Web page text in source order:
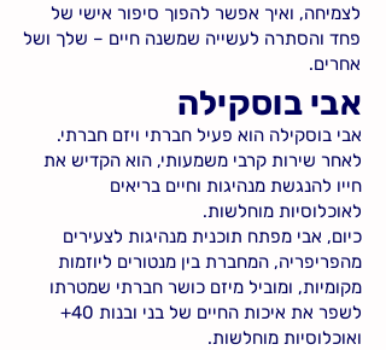
לצמיחה, ואיך אפשר להפוך סיפור אישי של
פחד והסתרה לעשייה שמשנה חיים – שלך ושל
אחרים.
אבי בוסקילה
אבי בוסקילה הוא פעיל חברתי ויזם חברתי.
לאחר שירות קרבי משמעותי, הוא הקדיש את
חייו להנגשת מנהיגות וחיים בריאים
לאוכלוסיות מוחלשות.
כיום, אבי מפתח תוכנית מנהיגות לצעירים
מהפריפריה, המחברת בין מנטורים ליוזמות
מקומיות, ומוביל מיזם כושר חברתי שמטרתו
לשפר את איכות החיים של בני ובנות 40+
ואוכלוסיות מוחלשות.